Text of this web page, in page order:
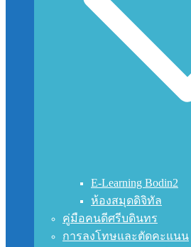
E-Learning Bodin2
ห้องสมุดดิจิทัล
คู่มือคนดีศรีบดินทร
การลงโทษและตัดคะแนน